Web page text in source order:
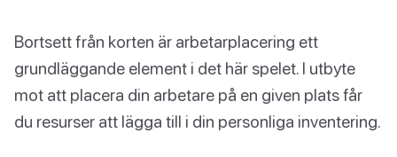
Bortsett från korten är arbetarplacering ett
grundläggande element i det här spelet. I utbyte
mot att placera din arbetare på en given plats får
du resurser att lägga till i din personliga inventering.